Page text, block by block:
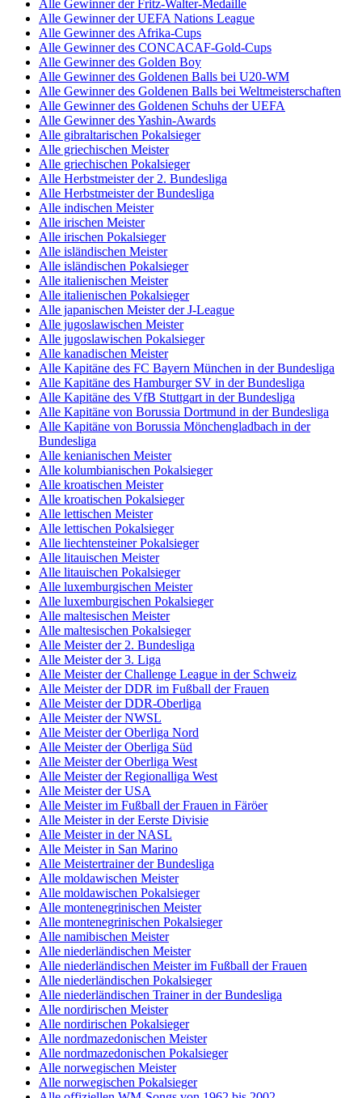
Alle Gewinner der Fritz-Walter-Medaille
Alle Gewinner der UEFA Nations League
Alle Gewinner des Afrika-Cups
Alle Gewinner des CONCACAF-Gold-Cups
Alle Gewinner des Golden Boy
Alle Gewinner des Goldenen Balls bei U20-WM
Alle Gewinner des Goldenen Balls bei Weltmeisterschaften
Alle Gewinner des Goldenen Schuhs der UEFA
Alle Gewinner des Yashin-Awards
Alle gibraltarischen Pokalsieger
Alle griechischen Meister
Alle griechischen Pokalsieger
Alle Herbstmeister der 2. Bundesliga
Alle Herbstmeister der Bundesliga
Alle indischen Meister
Alle irischen Meister
Alle irischen Pokalsieger
Alle isländischen Meister
Alle isländischen Pokalsieger
Alle italienischen Meister
Alle italienischen Pokalsieger
Alle japanischen Meister der J-League
Alle jugoslawischen Meister
Alle jugoslawischen Pokalsieger
Alle kanadischen Meister
Alle Kapitäne des FC Bayern München in der Bundesliga
Alle Kapitäne des Hamburger SV in der Bundesliga
Alle Kapitäne des VfB Stuttgart in der Bundesliga
Alle Kapitäne von Borussia Dortmund in der Bundesliga
Alle Kapitäne von Borussia Mönchengladbach in der
Bundesliga
Alle kenianischen Meister
Alle kolumbianischen Pokalsieger
Alle kroatischen Meister
Alle kroatischen Pokalsieger
Alle lettischen Meister
Alle lettischen Pokalsieger
Alle liechtensteiner Pokalsieger
Alle litauischen Meister
Alle litauischen Pokalsieger
Alle luxemburgischen Meister
Alle luxemburgischen Pokalsieger
Alle maltesischen Meister
Alle maltesischen Pokalsieger
Alle Meister der 2. Bundesliga
Alle Meister der 3. Liga
Alle Meister der Challenge League in der Schweiz
Alle Meister der DDR im Fußball der Frauen
Alle Meister der DDR-Oberliga
Alle Meister der NWSL
Alle Meister der Oberliga Nord
Alle Meister der Oberliga Süd
Alle Meister der Oberliga West
Alle Meister der Regionalliga West
Alle Meister der USA
Alle Meister im Fußball der Frauen in Färöer
Alle Meister in der Eerste Divisie
Alle Meister in der NASL
Alle Meister in San Marino
Alle Meistertrainer der Bundesliga
Alle moldawischen Meister
Alle moldawischen Pokalsieger
Alle montenegrinischen Meister
Alle montenegrinischen Pokalsieger
Alle namibischen Meister
Alle niederländischen Meister
Alle niederländischen Meister im Fußball der Frauen
Alle niederländischen Pokalsieger
Alle niederländischen Trainer in der Bundesliga
Alle nordirischen Meister
Alle nordirischen Pokalsieger
Alle nordmazedonischen Meister
Alle nordmazedonischen Pokalsieger
Alle norwegischen Meister
Alle norwegischen Pokalsieger